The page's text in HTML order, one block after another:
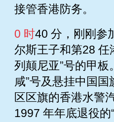
接管香港防务。
0 时40 分，刚刚参
尔斯王子和第28 任
列颠尼亚”号的甲板
咸”号及悬挂中国
区区旗的香港水警
1997 年年底退役的